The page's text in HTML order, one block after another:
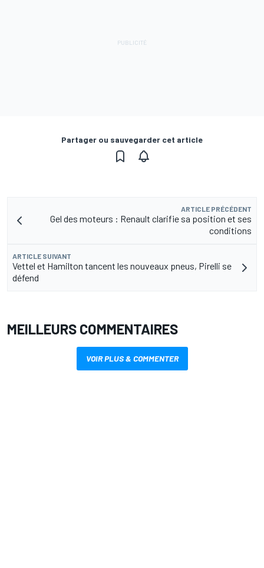
Partager ou sauvegarder cet article
ARTICLE PRÉCÉDENT
Gel des moteurs : Renault clarifie sa position et ses
conditions
ARTICLE SUIVANT
Vettel et Hamilton tancent les nouveaux pneus, Pirelli se
défend
MEILLEURS COMMENTAIRES
VOIR PLUS & COMMENTER